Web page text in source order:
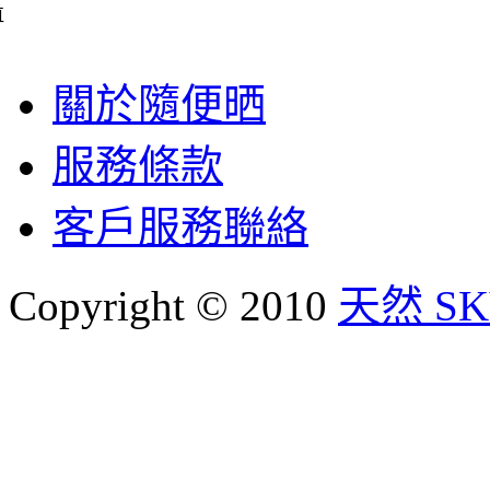
關於隨便晒
服務條款
客戶服務聯絡
Copyright © 2010 天然